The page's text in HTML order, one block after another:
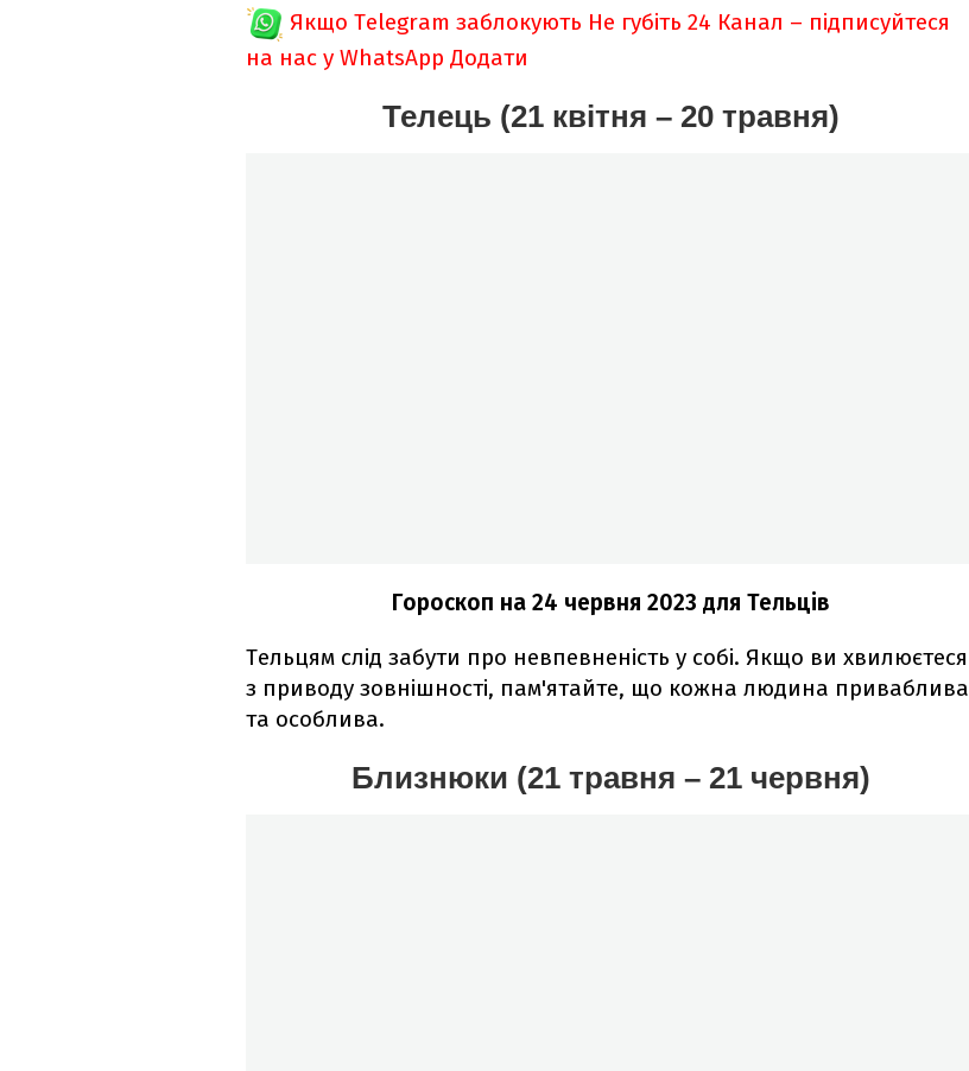
Якщо Telegram заблокують Не губіть 24 Канал – підписуйтеся
на нас у WhatsApp Додати
Телець (21 квітня – 20 травня)
Гороскоп на 24 червня 2023 для Тельців
Тельцям слід забути про невпевненість у собі. Якщо ви хвилюєтеся
з приводу зовнішності, пам'ятайте, що кожна людина приваблива
та особлива.
Близнюки (21 травня – 21 червня)